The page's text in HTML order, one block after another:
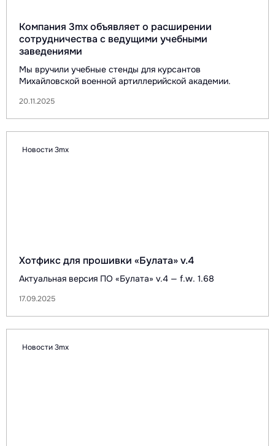
Компания 3mx объявляет о расширении
сотрудничества с ведущими учебными
заведениями
Мы вручили учебные стенды для курсантов
Михайловской военной артиллерийской академии.
20.11.2025
Новости 3mx
Хотфикс для прошивки «Булата» v.4
Актуальная версия ПО «Булата» v.4 — f.w. 1.68
17.09.2025
Новости 3mx